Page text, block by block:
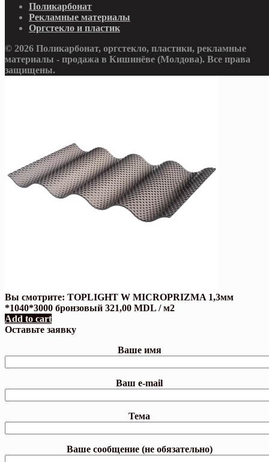
Поликарбонат
Рекламные материалы
Оргстекло и пластик
© 2026 Поликарбонат, оргстекло, пластики, рекламные
материалы - продажа в Кишинёве (Молдова). Все права
защищены.
Вы смотрите: TOPLIGHT W MICROPRIZMA 1,3мм
*1040*3000 бронзовый 321,00 MDL / м2
Add to cart
Оставьте заявку
Ваше имя
Ваш e-mail
Тема
Ваше сообщение (не обязательно)